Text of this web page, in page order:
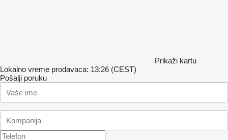
Prikaži kartu
Lokalno vreme prodavaca: 13:26 (CEST)
Pošalji poruku